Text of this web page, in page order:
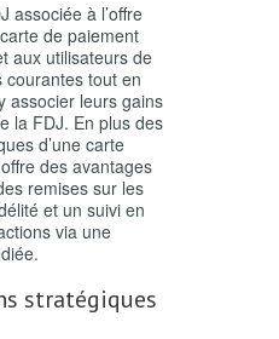
associée à l’offre
de paiement
aux utilisateurs de
tout en
associer leurs gains
la FDJ. En plus des
d’une carte
des avantages
remises sur les
et un suivi en
via une
stratégiques